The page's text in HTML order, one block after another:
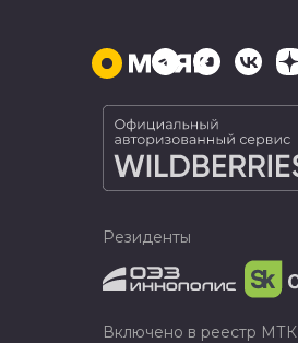
Резиденты
Включено в реестр МТК